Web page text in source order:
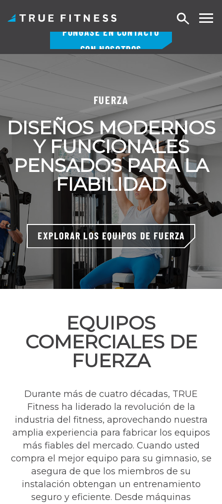
PÓNGASE EN CONTACTO
CON NOSOTROS
Buscar
FUERZA
DISEÑOS MODERNOS
Y FUNCIONALES
PENSADOS PARA LA
FIABILIDAD
EXPLORAR LOS EQUIPOS DE FUERZA
EQUIPOS
COMERCIALES DE
FUERZA
Durante más de cuatro décadas, TRUE
Fitness ha liderado la revolución de la
industria del fitness, aprovechando nuestra
amplia experiencia para fabricar los equipos
más fiables del mercado. Cuando usted
compra el mejor equipo para su gimnasio, se
asegura de que los miembros de su
instalación obtengan un entrenamiento
seguro y eficiente. Desde máquinas